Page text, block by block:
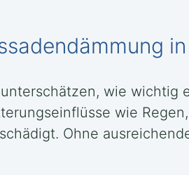
wie wichtig
wie
Ohne